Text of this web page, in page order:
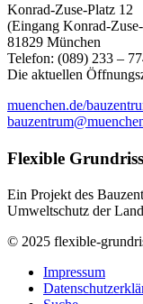
Konrad-Zuse-Platz 12
(Eingang Konrad-
81829 München
Telefon: (089) 233 –
Die aktuellen
muenchen.de/
Flexible
Ein Projekt des
Umweltschutz der
© 2025 flexible-
Impressum